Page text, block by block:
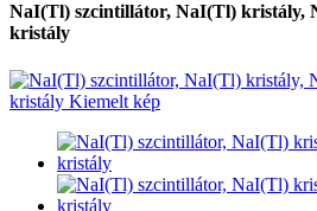
NaI(Tl) szcintillátor, NaI(Tl) kristály,
kristály